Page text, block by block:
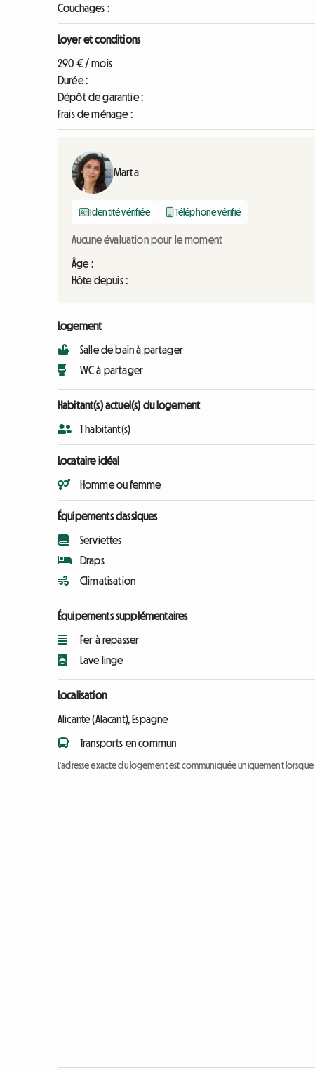
Couchages :
Loyer et conditions
290 € / mois
Durée :
Dépôt de garantie :
Frais de ménage :
Marta
Identité vérifiée Téléphone vérifié
Aucune évaluation pour le moment
Âge :
Hôte depuis :
Logement
Salle de bain à partager
WC à partager
Habitant(s) actuel(s) du logement
1 habitant(s)
Locataire idéal
Homme ou femme
Équipements classiques
Serviettes
Draps
Climatisation
Équipements supplémentaires
Fer à repasser
Lave linge
Localisation
Alicante (Alacant), Espagne
Transports en commun
L'adresse exacte du logement est communiquée uniquement